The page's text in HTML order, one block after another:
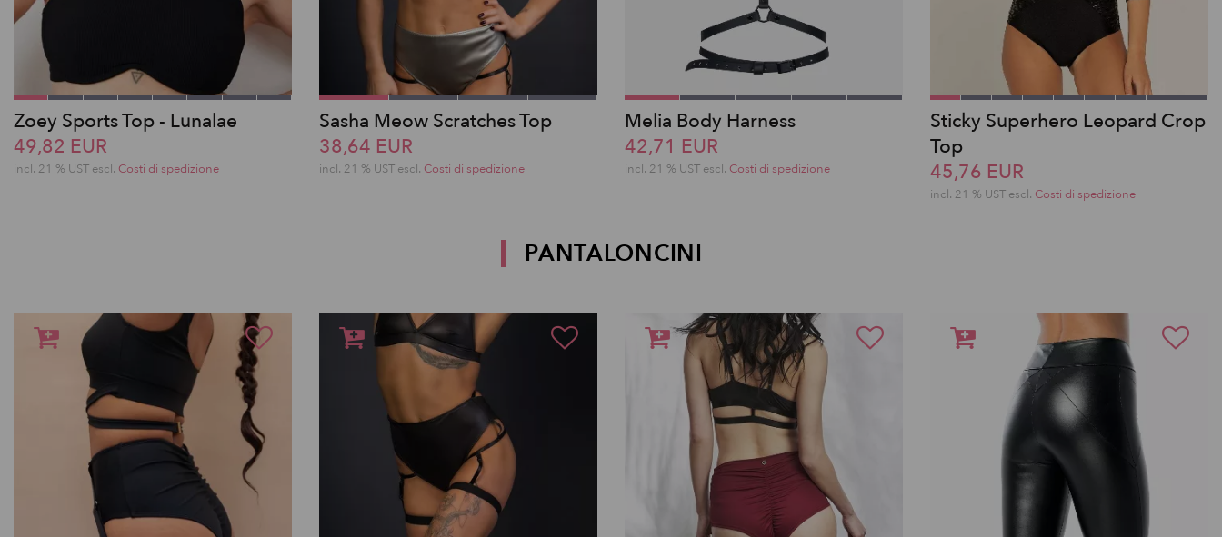
Zoey Sports Top - Lunalae
49,82 EUR
incl. 21 % UST escl. Costi di spedizione
Sasha Meow Scratches Top
38,64 EUR
incl. 21 % UST escl. Costi di spedizione
Melia Body Harness
42,71 EUR
incl. 21 % UST escl. Costi di spedizione
Sticky Superhero Leopard Crop
Top
45,76 EUR
incl. 21 % UST escl. Costi di spedizione
PANTALONCINI